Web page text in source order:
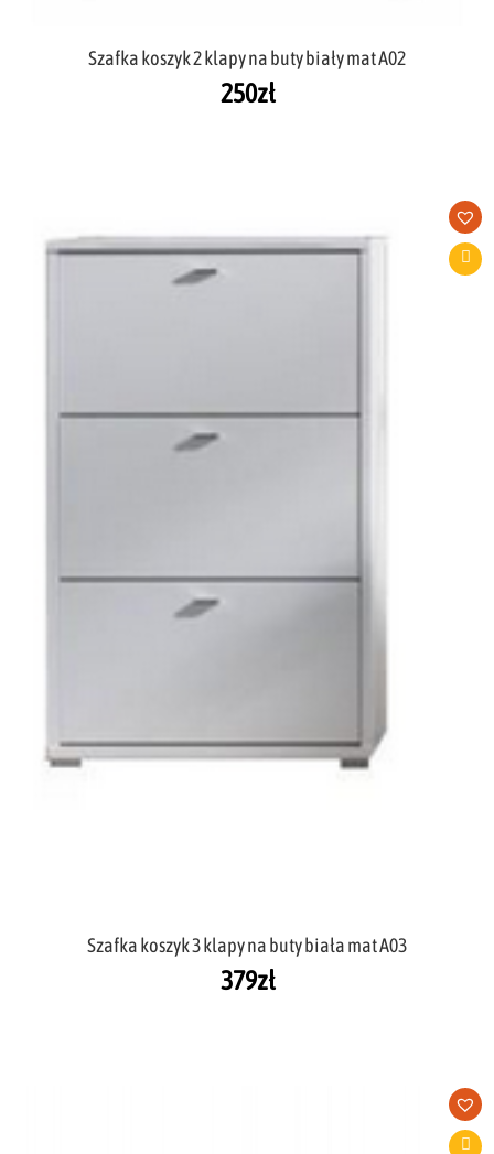
Szafka koszyk 2 klapy na buty biały mat A02
250zł
Szafka koszyk 3 klapy na buty biała mat A03
379zł